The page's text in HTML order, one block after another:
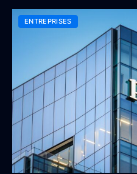
ENTREPRISES